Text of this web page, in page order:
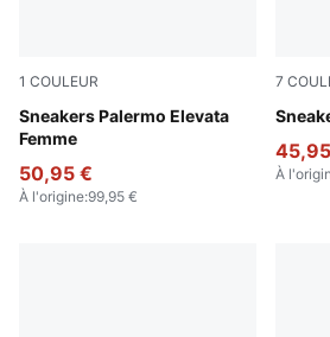
1 COULEUR
Sneakers Palermo Elevata
Femme
Apple Spritz-Pink Shimmer
50,95 €
À l'origine:99,95 €
7
À